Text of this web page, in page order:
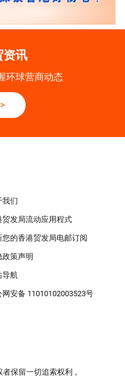
资讯
环球营商动态
>
我们
贸发局流动应用程式
您的香港贸发局电邮订阅
政策声明
导航
网安备 11010102003523号
保留一切追索权利 。